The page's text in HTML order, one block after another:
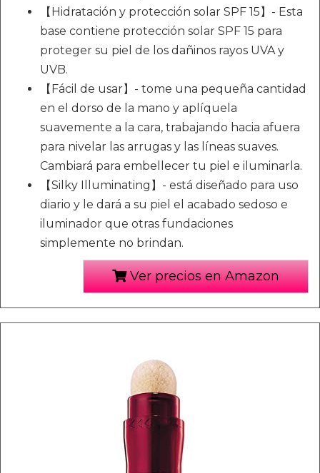
【Hidratación y protección solar SPF 15】- Esta
base contiene protección solar SPF 15 para
proteger su piel de los dañinos rayos UVA y
UVB.
【Fácil de usar】- tome una pequeña cantidad
en el dorso de la mano y aplíquela
suavemente a la cara, trabajando hacia afuera
para nivelar las arrugas y las líneas suaves.
Cambiará para embellecer tu piel e iluminarla.
【Silky Illuminating】- está diseñado para uso
diario y le dará a su piel el acabado sedoso e
iluminador que otras fundaciones
simplemente no brindan.
Ver precios en Amazon